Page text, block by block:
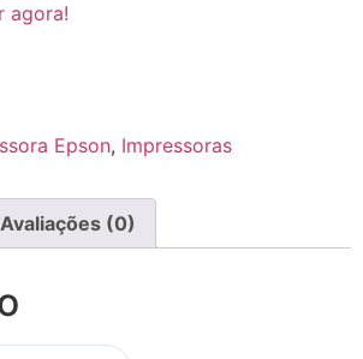
agora!
Epson, Impressoras
Avaliações (0)